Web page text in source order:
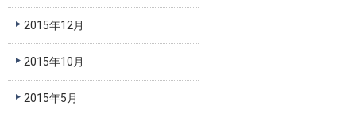
2015年12月
2015年10月
2015年5月